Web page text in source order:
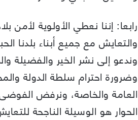
رابعا: إننا نعطي الأولوية لأمن
والتعايش مع جميع أبناء بلدنا
وندعو إلى نشر الخير والفضيلة
وضرورة احترام سلطة الدولة
العامة والخاصة، ونرفض
الحوار هو الوسيلة الناجحة